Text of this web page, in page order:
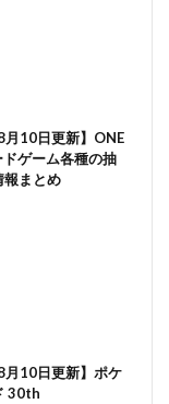
月10日更新】ONE
ドゲーム各種の抽
報まとめ
月10日更新】ポケ
30th